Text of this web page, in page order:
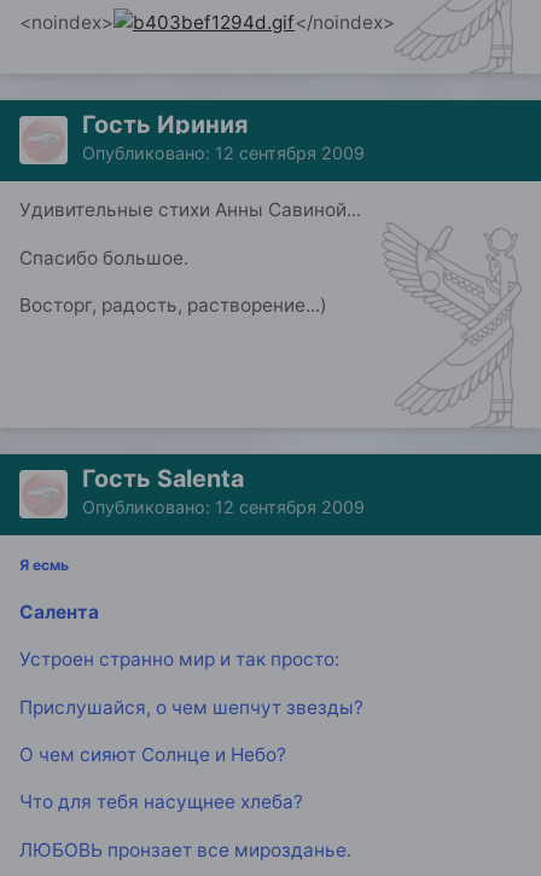
<noindex> </noindex>
Гость Ириния
Опубликовано: 12 сентября 2009
Удивительные стихи Анны Савиной...
Спасибо большое.
Восторг, радость, растворение...)
Гость Salenta
Опубликовано: 12 сентября 2009
Я есмь
Салента
Устроен странно мир и так просто:
Прислушайся, о чем шепчут звезды?
О чем сияют Солнце и Небо?
Что для тебя насущнее хлеба?
ЛЮБОВЬ пронзает все мирозданье.